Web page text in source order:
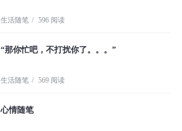
生活随笔 / 596 阅读
“那你忙吧，不打扰你了。。。”
生活随笔 / 569 阅读
心情随笔